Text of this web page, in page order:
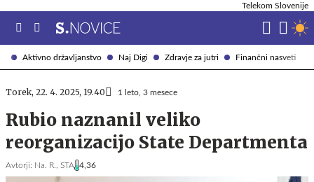
Aktivno državljanstvo Naj Digi Zdravje za jutri Finančni nasveti
Telekom Slovenije
Torek, 22. 4. 2025, 19.40 1 leto, 3 mesece
Rubio naznanil veliko
reorganizacijo State Departmenta
Avtorji: Na. R., STA 4,36